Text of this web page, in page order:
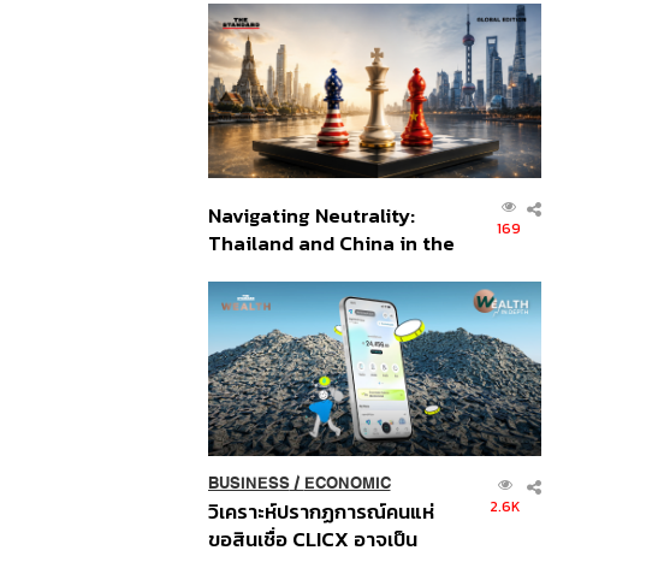
ส่วนยุทธศาสตร์ไทย –
อินโดนีเซีย
Navigating Neutrality:
Thailand and China in the
Order
169
BUSINESS/ ECONOMIC
วิเคราะห์ปรากฏการณ์คนแห่
ขอสินเชื่อ CLICX อาจเป็น
2.6K